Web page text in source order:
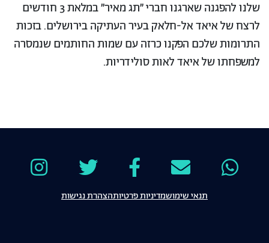
שלנו להפגנה שארגנו חברי ״תג מאיר״ במלאת 3 חודשים
לרצח של איאד אל-חלאק בעיר העתיקה בירושלים. בזכות
התרומות שלכם הפקנו כרזה עם שמות החותמים שנמסרה
למשפחתו של איאד לאות סולידריות.
תנאי שימושמדיניות פרטיותהצהרת נגישות